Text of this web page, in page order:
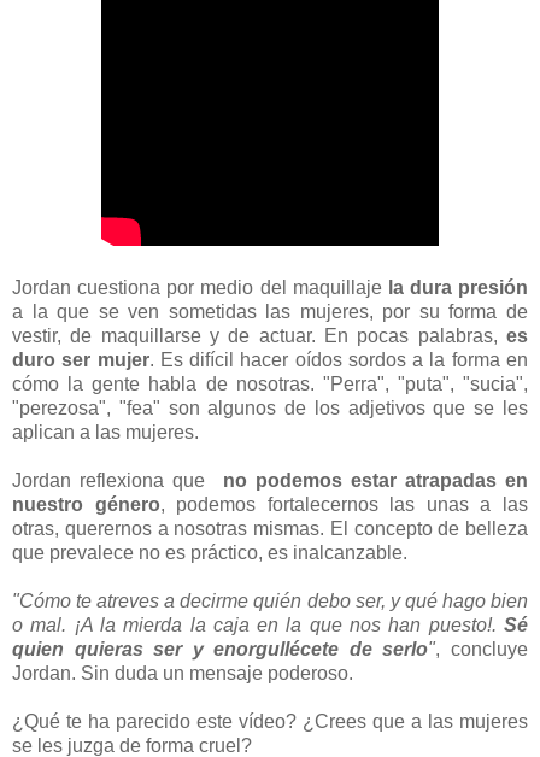
Jordan cuestiona por medio del maquillajela dura presión
a la que se ven sometidas las mujeres, por su forma de
vestir, de maquillarse y de actuar. En pocas palabras, es
duro ser mujer. Es difícil hacer oídos sordos a la forma en
cómo la gente habla de nosotras. "Perra", "puta", "sucia",
"perezosa", "fea" son algunos de los adjetivos que se les
aplican a las mujeres.
Jordan reflexiona que no podemos estar atrapadas en
nuestro género, podemos fortalecernos las unas a las
otras, querernos a nosotras mismas. El concepto de belleza
que prevalece no es práctico, es inalcanzable.
"Cómo te atreves a decirme quién debo ser, y qué hago bien
o mal. ¡A la mierda la caja en la que nos han puesto!. Sé
quien quieras ser y enorgullécete de serlo", concluye
Jordan. Sin duda un mensaje poderoso.
¿Qué te ha parecido este vídeo? ¿Crees que a las mujeres
se les juzga de forma cruel?